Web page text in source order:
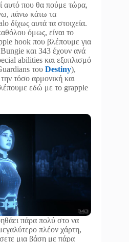
αυτό που θα πούμε τώρα,
πάνω κάτω τα
δίχως αυτά τα στοιχεία.
όμως, είναι το
hook που βλέπουμε για
και 343 έχουν ανά
abilities και εξοπλισμό
του Destiny),
τόσο αρμονική και
εδώ με το grapple
πάρα πολύ στο να
πλέον χάρτη,
μια βάση με πάρα